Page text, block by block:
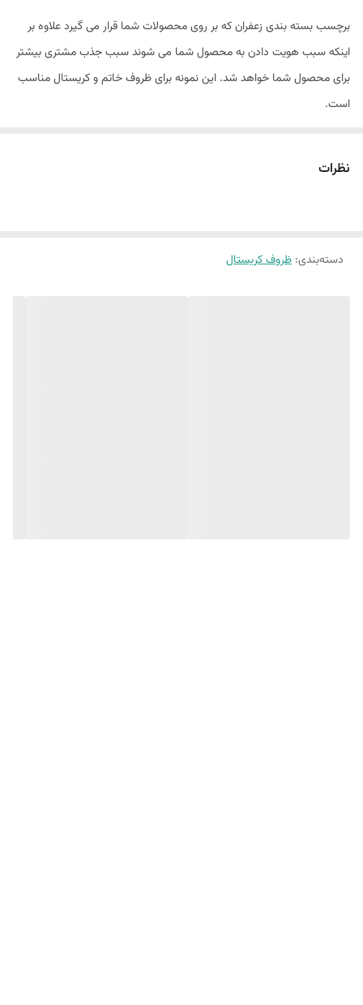
برچسب بسته بندی زعفران که بر روی محصولات شما قرار می گیرد علاوه بر
اینکه سبب هویت دادن به محصول شما می شوند سبب جذب مشتری بیشتر
برای محصول شما خواهد شد. این نمونه برای ظروف خاتم و کریستال مناسب
است.
نظرات
دسته‌بندی: ظروف کریستال